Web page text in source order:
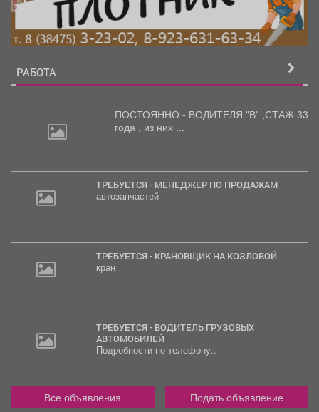
РАБОТА
ПОСТОЯННО - ВОДИТЕЛЯ "В" ,СТАЖ 33
года , из них ...
ТРЕБУЕТСЯ - МЕНЕДЖЕР ПО ПРОДАЖАМ
автозапчастей
ТРЕБУЕТСЯ - КРАНОВЩИК НА КОЗЛОВОЙ
кран
ТРЕБУЕТСЯ - ВОДИТЕЛЬ ГРУЗОВЫХ
АВТОМОБИЛЕЙ
Подробности по телефону..
Все объявления Подать объявление